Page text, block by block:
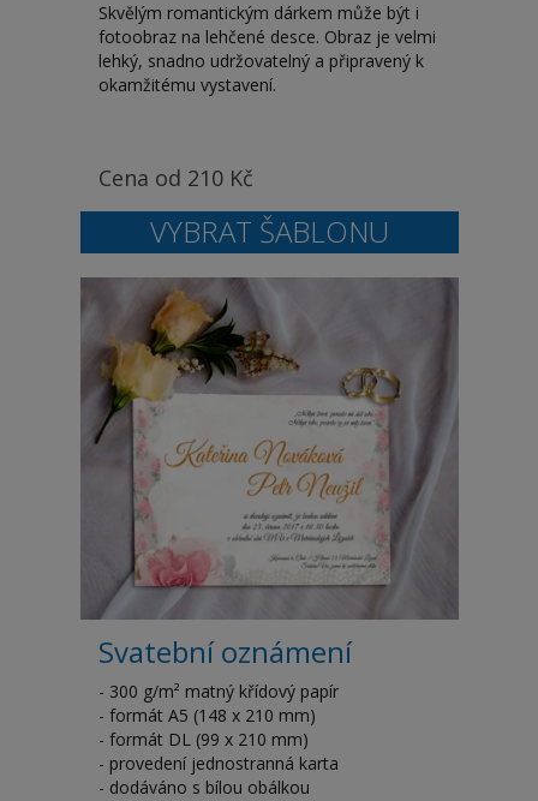
Skvělým romantickým dárkem může být i
fotoobraz na lehčené desce. Obraz je velmi
lehký, snadno udržovatelný a připravený k
okamžitému vystavení.
Cena od 210 Kč
Svatební oznámení
- 300 g/m² matný křídový papír
- formát A5 (148 x 210 mm)
- formát DL (99 x 210 mm)
- provedení jednostranná karta
- dodáváno s bílou obálkou